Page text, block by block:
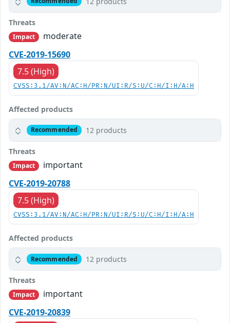
Threats
Impact
moderate
CVE-2019-15690
7.5 (High)
CVSS:3.1/AV:N/AC:H/PR:N/UI:R/S:U/C:H/I:H/A:H
Affected products
Recommended 12 products
Threats
Impact
important
CVE-2019-20788
7.5 (High)
CVSS:3.1/AV:N/AC:H/PR:N/UI:R/S:U/C:H/I:H/A:H
Affected products
Recommended 12 products
Threats
Impact
important
CVE-2019-20839